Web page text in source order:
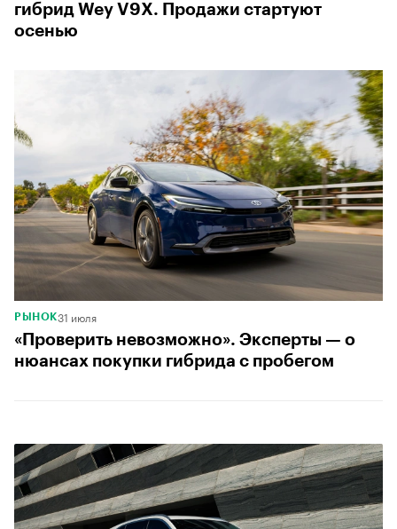
гибрид Wey V9X. Продажи стартуют
осенью
РЫНОК31 июля
«Проверить невозможно». Эксперты — о
нюансах покупки гибрида с пробегом